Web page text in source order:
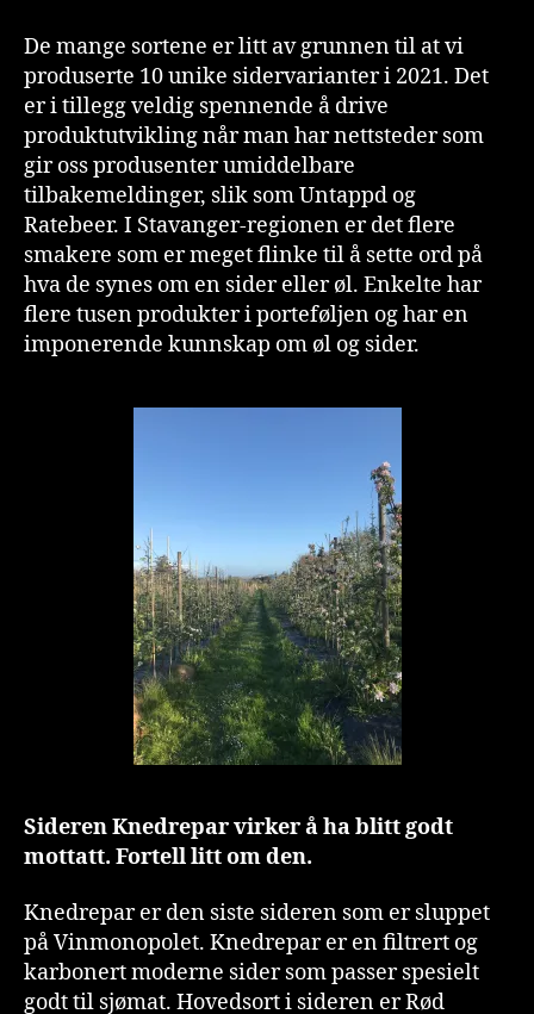
De mange sortene er litt av grunnen til at vi
produserte 10 unike sidervarianter i 2021. Det
er i tillegg veldig spennende å drive
produktutvikling når man har nettsteder som
gir oss produsenter umiddelbare
tilbakemeldinger, slik som Untappd og
Ratebeer. I Stavanger-regionen er det flere
smakere som er meget flinke til å sette ord på
hva de synes om en sider eller øl. Enkelte har
flere tusen produkter i porteføljen og har en
imponerende kunnskap om øl og sider.
Sideren Knedrepar virker å ha blitt godt
mottatt. Fortell litt om den.
Knedrepar er den siste sideren som er sluppet
på Vinmonopolet. Knedrepar er en filtrert og
karbonert moderne sider som passer spesielt
godt til sjømat. Hovedsort i sideren er Rød